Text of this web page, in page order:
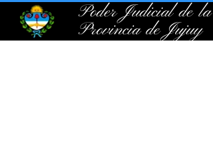
Poder Judicial de la
Provincia de Jujuy